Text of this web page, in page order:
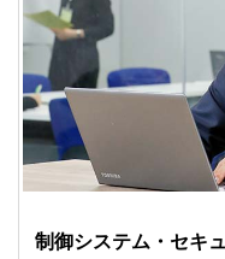
制御システム・セキ